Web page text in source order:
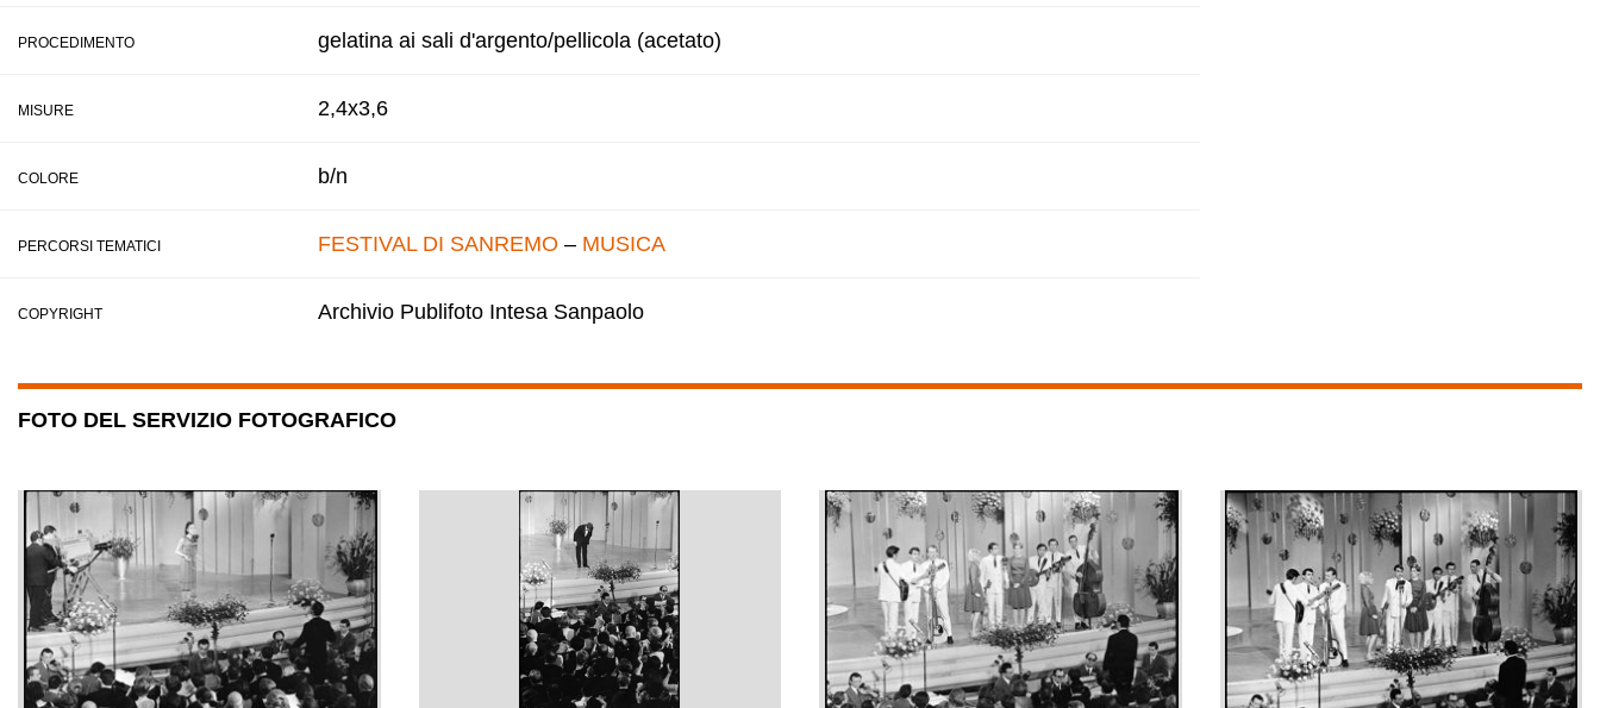
PROCEDIMENTO gelatina ai sali d'argento/pellicola (acetato)
MISURE 2,4x3,6
COLORE b/n
PERCORSI TEMATICI FESTIVAL DI SANREMO – MUSICA
COPYRIGHT Archivio Publifoto Intesa Sanpaolo
FOTO DEL SERVIZIO FOTOGRAFICO